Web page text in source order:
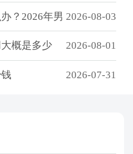
？2026年男 2026-08-03
概是多少 2026-08-01
2026-07-31